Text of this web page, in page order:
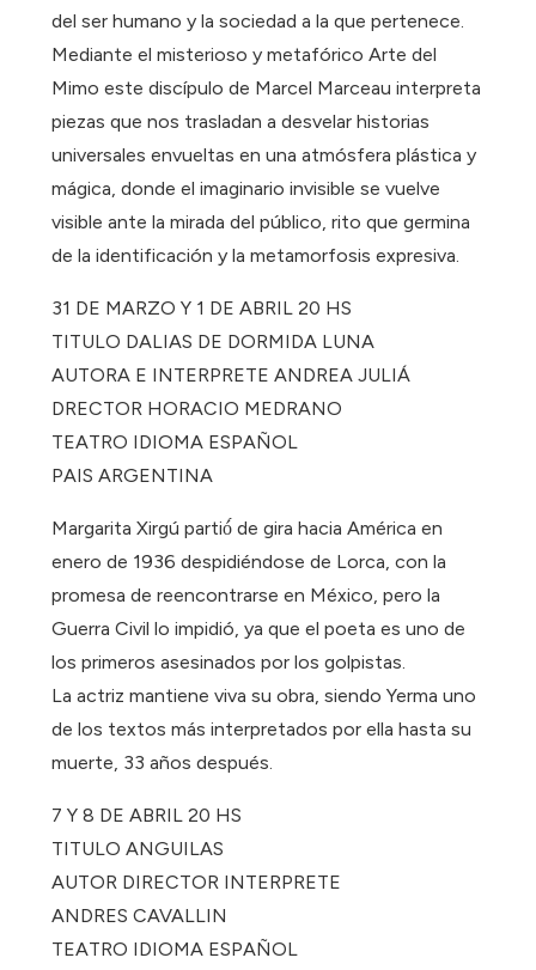
del ser humano y la sociedad a la que pertenece.
Mediante el misterioso y metafórico Arte del
Mimo este discípulo de Marcel Marceau interpreta
piezas que nos trasladan a desvelar historias
universales envueltas en una atmósfera plástica y
mágica, donde el imaginario invisible se vuelve
visible ante la mirada del público, rito que germina
de la identificación y la metamorfosis expresiva.
31 DE MARZO Y 1 DE ABRIL 20 HS
TITULO DALIAS DE DORMIDA LUNA
AUTORA E INTERPRETE ANDREA JULIÁ
DRECTOR HORACIO MEDRANO
TEATRO IDIOMA ESPAÑOL
PAIS ARGENTINA
Margarita Xirgú partió́ de gira hacia América en
enero de 1936 despidiéndose de Lorca, con la
promesa de reencontrarse en México, pero la
Guerra Civil lo impidió, ya que el poeta es uno de
los primeros asesinados por los golpistas.
La actriz mantiene viva su obra, siendo Yerma uno
de los textos más interpretados por ella hasta su
muerte, 33 años después.
7 Y 8 DE ABRIL 20 HS
TITULO ANGUILAS
AUTOR DIRECTOR INTERPRETE
ANDRES CAVALLIN
TEATRO IDIOMA ESPAÑOL